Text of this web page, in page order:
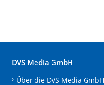
DVS Media GmbH
Über die DVS Media GmbH